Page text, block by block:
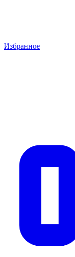
Избранное